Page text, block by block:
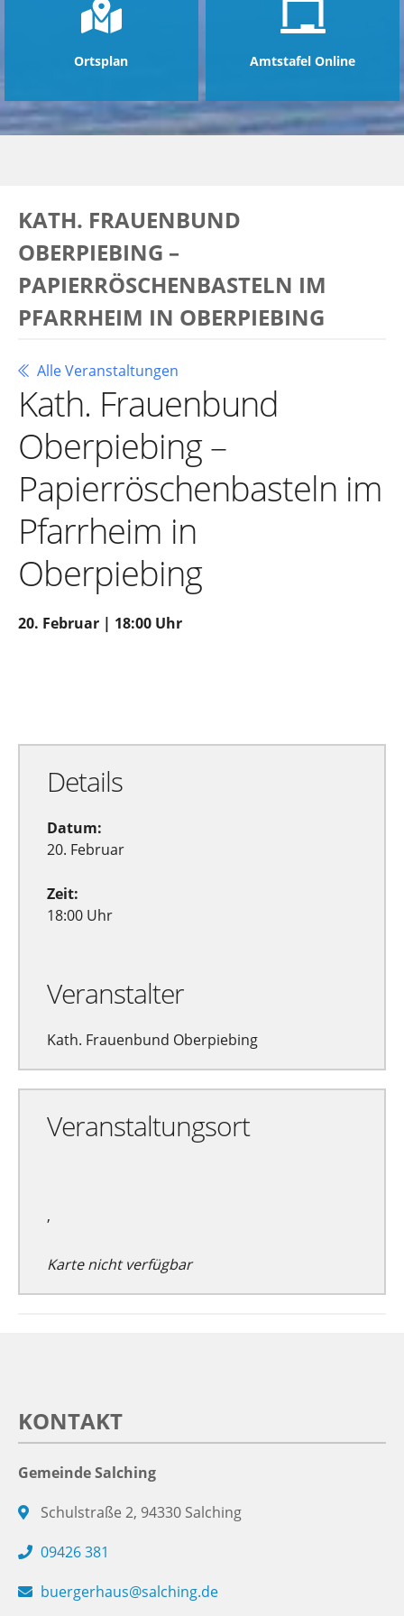
Ortsplan Amtstafel Online
KATH. FRAUENBUND
OBERPIEBING –
PAPIERRÖSCHENBASTELN IM
PFARRHEIM IN OBERPIEBING
Alle Veranstaltungen
Kath. Frauenbund
Oberpiebing –
Papierröschenbasteln im
Pfarrheim in
Oberpiebing
20. Februar | 18:00 Uhr
Details
Datum:
20. Februar
Zeit:
18:00 Uhr
Veranstalter
Kath. Frauenbund Oberpiebing
Veranstaltungsort
,
Karte nicht verfügbar
KONTAKT
Gemeinde Salching
Schulstraße 2, 94330 Salching
09426 381
buergerhaus@salching.de